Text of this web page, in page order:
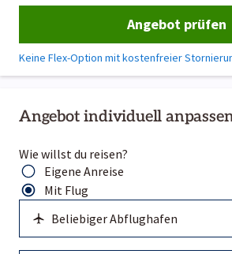
Angebot individuell
Wie willst du reisen?
Eigene Anreise
Mit Flug
Angebot prüfen
Keine Flex-Option mit kostenfreier